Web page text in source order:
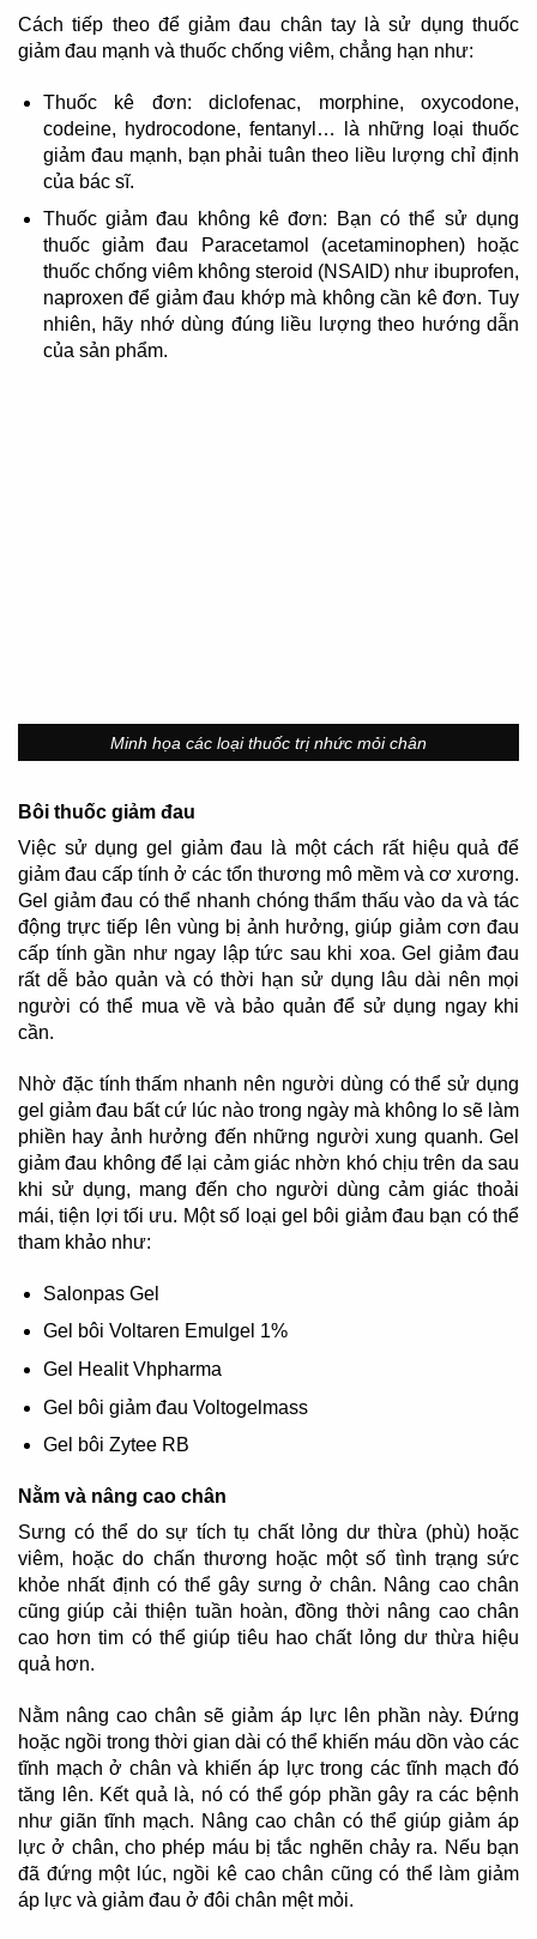
Cách tiếp theo để giảm đau chân tay là sử dụng thuốc
giảm đau mạnh và thuốc chống viêm, chẳng hạn như:
Thuốc kê đơn: diclofenac, morphine, oxycodone,
codeine, hydrocodone, fentanyl… là những loại thuốc
giảm đau mạnh, bạn phải tuân theo liều lượng chỉ định
của bác sĩ.
Thuốc giảm đau không kê đơn: Bạn có thể sử dụng
thuốc giảm đau Paracetamol (acetaminophen) hoặc
thuốc chống viêm không steroid (NSAID) như ibuprofen,
naproxen để giảm đau khớp mà không cần kê đơn. Tuy
nhiên, hãy nhớ dùng đúng liều lượng theo hướng dẫn
của sản phẩm.
Minh họa các loại thuốc trị nhức mỏi chân
Bôi thuốc giảm đau
Việc sử dụng gel giảm đau là một cách rất hiệu quả để
giảm đau cấp tính ở các tổn thương mô mềm và cơ xương.
Gel giảm đau có thể nhanh chóng thẩm thấu vào da và tác
động trực tiếp lên vùng bị ảnh hưởng, giúp giảm cơn đau
cấp tính gần như ngay lập tức sau khi xoa. Gel giảm đau
rất dễ bảo quản và có thời hạn sử dụng lâu dài nên mọi
người có thể mua về và bảo quản để sử dụng ngay khi
cần.
Nhờ đặc tính thấm nhanh nên người dùng có thể sử dụng
gel giảm đau bất cứ lúc nào trong ngày mà không lo sẽ làm
phiền hay ảnh hưởng đến những người xung quanh. Gel
giảm đau không để lại cảm giác nhờn khó chịu trên da sau
khi sử dụng, mang đến cho người dùng cảm giác thoải
mái, tiện lợi tối ưu. Một số loại gel bôi giảm đau bạn có thể
tham khảo như:
Salonpas Gel
Gel bôi Voltaren Emulgel 1%
Gel Healit Vhpharma
Gel bôi giảm đau Voltogelmass
Gel bôi Zytee RB
Nằm và nâng cao chân
Sưng có thể do sự tích tụ chất lỏng dư thừa (phù) hoặc
viêm, hoặc do chấn thương hoặc một số tình trạng sức
khỏe nhất định có thể gây sưng ở chân. Nâng cao chân
cũng giúp cải thiện tuần hoàn, đồng thời nâng cao chân
cao hơn tim có thể giúp tiêu hao chất lỏng dư thừa hiệu
quả hơn.
Nằm nâng cao chân sẽ giảm áp lực lên phần này. Đứng
hoặc ngồi trong thời gian dài có thể khiến máu dồn vào các
tĩnh mạch ở chân và khiến áp lực trong các tĩnh mạch đó
tăng lên. Kết quả là, nó có thể góp phần gây ra các bệnh
như giãn tĩnh mạch. Nâng cao chân có thể giúp giảm áp
lực ở chân, cho phép máu bị tắc nghẽn chảy ra. Nếu bạn
đã đứng một lúc, ngồi kê cao chân cũng có thể làm giảm
áp lực và giảm đau ở đôi chân mệt mỏi.